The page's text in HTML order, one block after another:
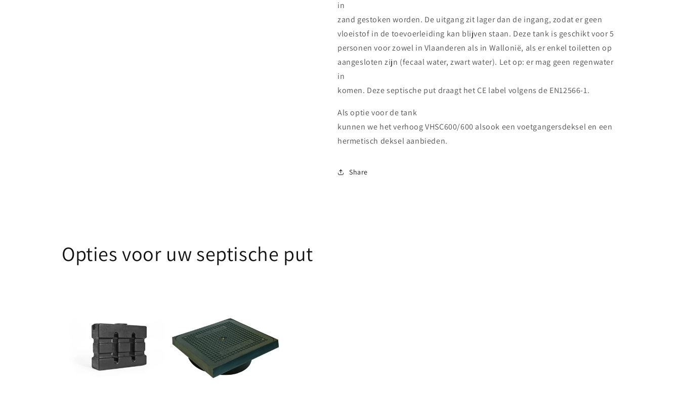
in
zand gestoken worden. De uitgang zit lager dan de ingang, zodat er geen
vloeistof in de toevoerleiding kan blijven staan. Deze tank is geschikt voor 5
personen voor zowel in Vlaanderen als in Wallonië, als er enkel toiletten op
aangesloten zijn (fecaal water, zwart water). Let op: er mag geen regenwater
in
komen. Deze septische put draagt het CE label volgens de EN12566-1.
Als optie voor de tank
kunnen we het verhoog VHSC600/600 alsook een voetgangersdeksel en een
hermetisch deksel aanbieden.
Share
Opties voor uw septische put